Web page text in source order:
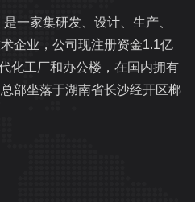
一家集研发、设计、生产、
企业，公司现注册资金1.1亿
化工厂和办公楼，在国内拥有
部坐落于湖南省长沙经开区榔